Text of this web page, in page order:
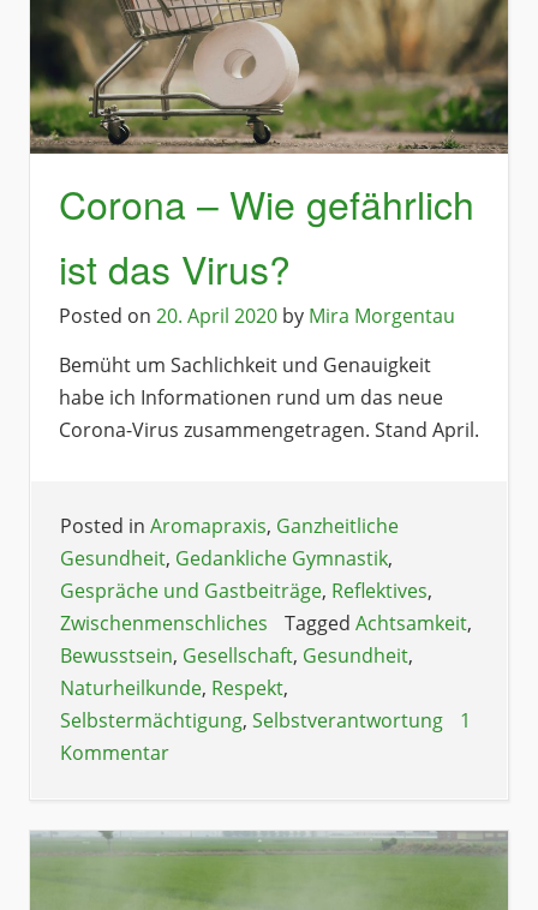
Corona – Wie gefährlich
ist das Virus?
Posted on 20. April 2020 by Mira Morgentau
Bemüht um Sachlichkeit und Genauigkeit
habe ich Informationen rund um das neue
Corona-Virus zusammengetragen. Stand April.
Posted in Aromapraxis, Ganzheitliche
Gesundheit, Gedankliche Gymnastik,
Gespräche und Gastbeiträge, Reflektives,
Zwischenmenschliches
Tagged Achtsamkeit,
Bewusstsein, Gesellschaft, Gesundheit,
Naturheilkunde, Respekt,
Selbstermächtigung, Selbstverantwortung
1
Kommentar